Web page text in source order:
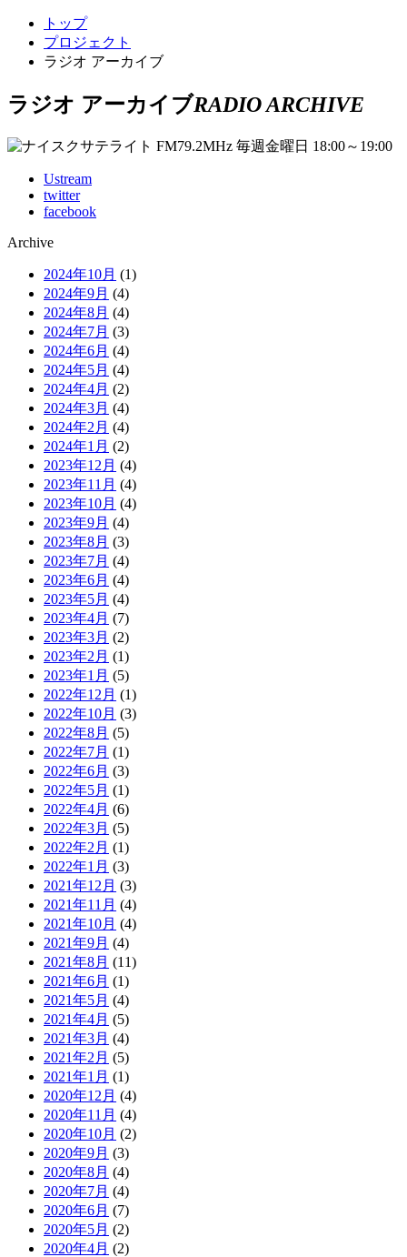
トップ
プロジェクト
ラジオ アーカイブ
ラジオ アーカイブRADIO ARCHIVE
Ustream
twitter
facebook
Archive
2024年10月 (1)
2024年9月 (4)
2024年8月 (4)
2024年7月 (3)
2024年6月 (4)
2024年5月 (4)
2024年4月 (2)
2024年3月 (4)
2024年2月 (4)
2024年1月 (2)
2023年12月 (4)
2023年11月 (4)
2023年10月 (4)
2023年9月 (4)
2023年8月 (3)
2023年7月 (4)
2023年6月 (4)
2023年5月 (4)
2023年4月 (7)
2023年3月 (2)
2023年2月 (1)
2023年1月 (5)
2022年12月 (1)
2022年10月 (3)
2022年8月 (5)
2022年7月 (1)
2022年6月 (3)
2022年5月 (1)
2022年4月 (6)
2022年3月 (5)
2022年2月 (1)
2022年1月 (3)
2021年12月 (3)
2021年11月 (4)
2021年10月 (4)
2021年9月 (4)
2021年8月 (11)
2021年6月 (1)
2021年5月 (4)
2021年4月 (5)
2021年3月 (4)
2021年2月 (5)
2021年1月 (1)
2020年12月 (4)
2020年11月 (4)
2020年10月 (2)
2020年9月 (3)
2020年8月 (4)
2020年7月 (4)
2020年6月 (7)
2020年5月 (2)
2020年4月 (2)